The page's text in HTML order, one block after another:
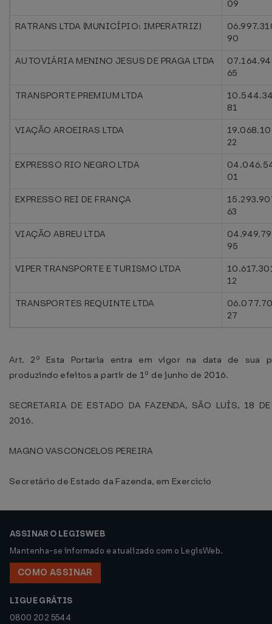
09
RATRANS LTDA (MUNICÍPIO: IMPERATRIZ)
90
AUTOVIÁRIA MENINO JESUS DE PRAGA LTDA
65
TRANSPORTE PREMIUM LTDA
81
VIAÇÃO AROEIRAS LTDA
22
EXPRESSO RIO NEGRO LTDA
01
EXPRESSO REI DE FRANÇA
63
VIAÇÃO ABREU LTDA
95
VIPER TRANSPORTE E TURISMO LTDA
12
TRANSPORTES REQUINTE LTDA
27
Art. 2º Esta Portaria entra em vigor na data de sua
produzindo efeitos a partir de 1º de junho de 2016.
SECRETARIA DE ESTADO DA FAZENDA, SÃO LUÍS, 18
2016.
MAGNO VASCONCELOS PEREIRA
Secretário de Estado da Fazenda, em Exercício
ASSINAR O LEGISWEB
Mantenha-se informado e atualizado com o LegisWeb.
COMO ASSINAR
LIGUE GRÁTIS
0800 202 5544